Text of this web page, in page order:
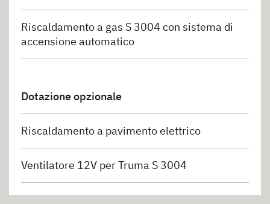
Riscaldamento a gas S 3004 con sistema di
accensione automatico
Dotazione opzionale
Riscaldamento a pavimento elettrico
Ventilatore 12V per Truma S 3004